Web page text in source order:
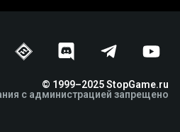
© 1999–2025 StopGame.ru
с администрацией запрещено